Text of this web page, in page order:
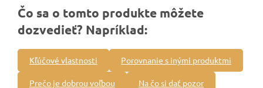
Čo sa o tomto produkte môžete
dozvedieť? Napríklad:
Kľúčové vlastnosti Porovnanie s inými produktmi
Prečo je dobrou voľbou Na čo si dať pozor